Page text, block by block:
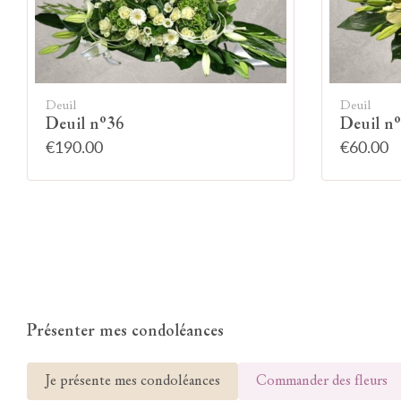
Deuil
Deuil n°36
€190.00
Deuil
Deuil
€60.00
Présenter mes condoléances
Je présente mes condoléances Commander des fleurs